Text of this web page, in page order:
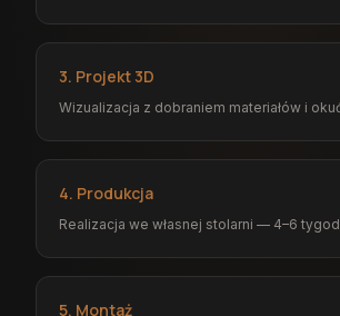
3. Projekt 3D
Wizualizacja z dobraniem materiałów i
4. Produkcja
Realizacja we własnej stolarni — 4–6
5. Montaż